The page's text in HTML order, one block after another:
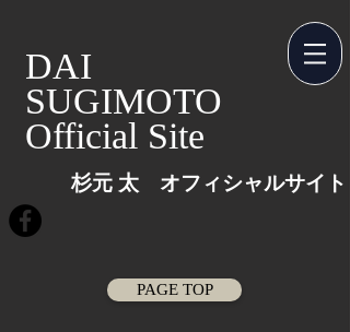
​​DAI
SUGIMOTO
​Official Site
杉元 太 オフィシャルサイト
PAGE TOP